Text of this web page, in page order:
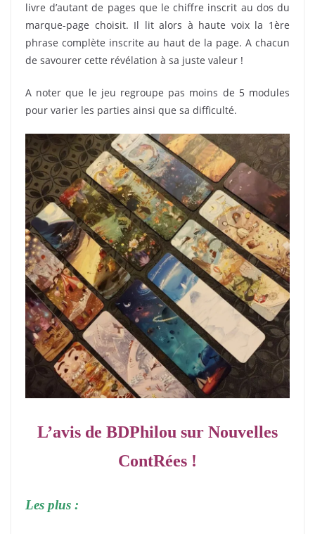
livre d’autant de pages que le chiffre inscrit au dos du
marque-page choisit. Il lit alors à haute voix la 1ère
phrase complète inscrite au haut de la page. A chacun
de savourer cette révélation à sa juste valeur !
A noter que le jeu regroupe pas moins de 5 modules
pour varier les parties ainsi que sa difficulté.
L’avis de BDPhilou sur Nouvelles
ContRées !
Les plus :